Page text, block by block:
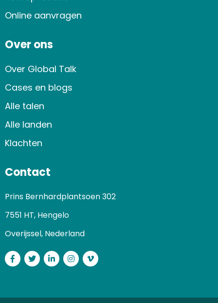
Online aanvragen
Over ons
Over Global Talk
Cases en blogs
Alle talen
Alle landen
Klachten
Contact
Prins Bernhardplantsoen 302
7551 HT, Hengelo
Overijssel, Nederland
Facebook
TwitterLinkedInInstagram
Vimeo